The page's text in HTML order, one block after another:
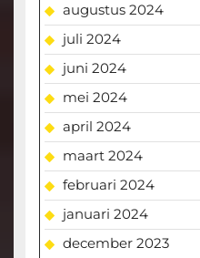
augustus 2024
juli 2024
juni 2024
mei 2024
april 2024
maart 2024
februari 2024
januari 2024
december 2023